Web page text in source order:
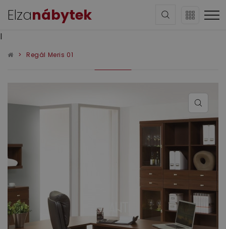
Elzanábytek
Sedací soupravy
Obývací pokoj
l
Regál Meris 01